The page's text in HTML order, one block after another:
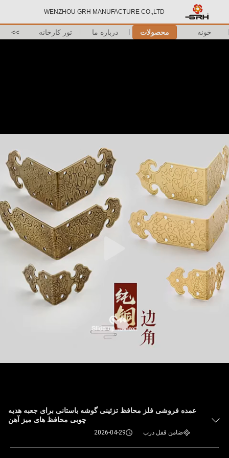
WENZHOU GRH MANUFACTURE CO.,LTD
خونه محصولات درباره ما تور کارخانه >>
عمده فروشی فلز محافظ تزئینی گوشه باستانی برای جعبه هدیه
چوبی محافظ های میز آهن
ضامن قفل درب 2026-04-29